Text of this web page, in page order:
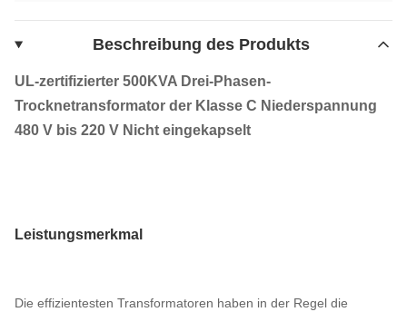
Beschreibung des Produkts
UL-zertifizierter 500KVA Drei-Phasen-
Trocknetransformator der Klasse C Niederspannung
480 V bis 220 V Nicht eingekapselt
Leistungsmerkmal
Die effizientesten Transformatoren haben in der Regel die